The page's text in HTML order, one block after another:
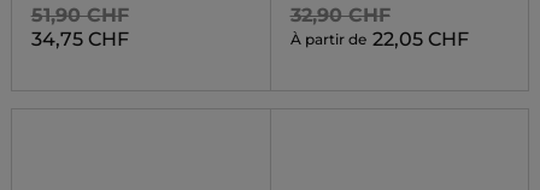
51,90 CHF
34,75 CHF
32,90 CHF
À partir de 22,05 CHF